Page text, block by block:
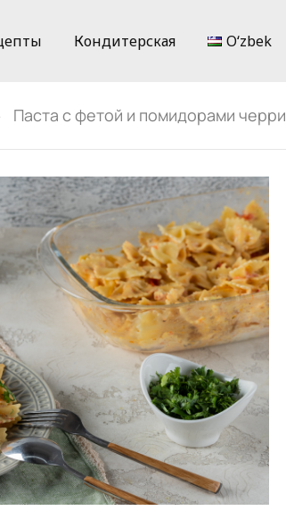
Кондитерская Oʻzbek
Паста с фетой и помидорами черри